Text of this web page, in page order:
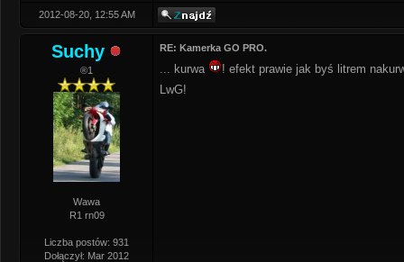
2012-08-20, 12:55 AM
Suchy
®1
Wawa
R1 rn09
Liczba postów: 931
Dołączył: Mar 2012
RE: Kamerka GO PRO.
... kurwa
! efekt prawie jak byś litrem
LwG!